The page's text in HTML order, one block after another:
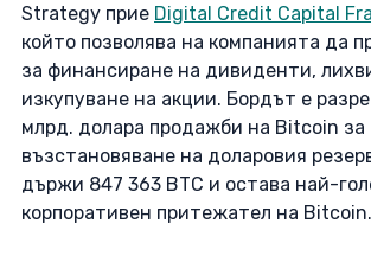
Strategy прие Digital Credit Capital
който позволява на компанията да
за финансиране на дивиденти,
изкупуване на акции. Бордът е
млрд. долара продажби на Bitcoin за
възстановяване на доларовия
държи 847 363 BTC и остава най-
корпоративен притежател на Bitcoin.